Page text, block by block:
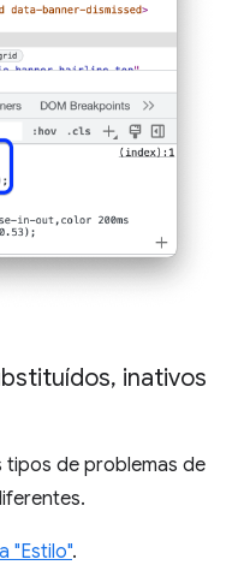
, inativos
de problemas de
"Estilo".